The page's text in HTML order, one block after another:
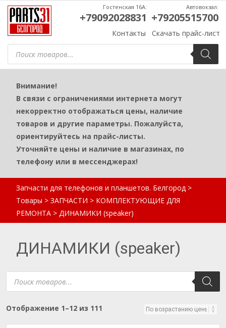
Поиск
товаров
Контакты Скачать прайс-лист
Гостенская 16А:
+79092028831
Автовокзал:
+79205515700
Внимание!
В связи с ограничениями интернета могут
некорректно отображаться цены, наличие
товаров и другие параметры. Пожалуйста,
ориентируйтесь на прайс-листы.
Уточняйте цены и наличие в магазинах, по
телефону или в мессенджерах!
Запчасти для телефонов и планшетов. Белгород >
Товары > ЗАПЧАСТИ > КОМПЛЕКТУЮЩИЕ ДЛЯ
РЕМОНТА > ДИНАМИКИ (speaker)
ДИНАМИКИ (speaker)
Поиск
товаров
Отображение 1–12 из 111